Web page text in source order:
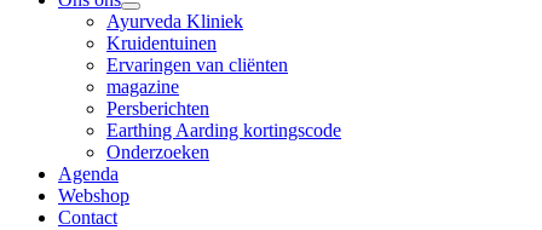
Ayurveda Kliniek
Kruidentuinen
Ervaringen van cliënten
magazine
Persberichten
Earthing Aarding kortingscode
Onderzoeken
Agenda
Webshop
Contact